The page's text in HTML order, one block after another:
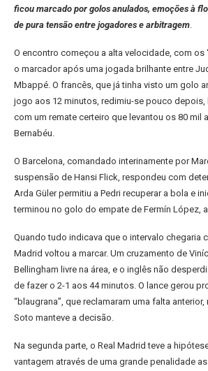
ficou marcado por golos anulados, emoções à
de pura tensão entre jogadores e arbitragem
O encontro começou a alta velocidade, com os
o marcador após uma jogada brilhante entre
Mbappé. O francês, que já tinha visto um golo
jogo aos 12 minutos, redimiu-se pouco
com um remate certeiro que levantou os 80 mil
Bernabéu.
O Barcelona, comandado interinamente por
suspensão de Hansi Flick, respondeu com
Arda Güler permitiu a Pedri recuperar a bola e
terminou no golo do empate de Fermín López,
Quando tudo indicava que o intervalo chegaria
Madrid voltou a marcar. Um cruzamento de
Bellingham livre na área, e o inglês não
de fazer o 2-1 aos 44 minutos. O lance gerou
“blaugrana”, que reclamaram uma falta
Soto manteve a decisão.
Na segunda parte, o Real Madrid teve a
vantagem através de uma grande penalidade